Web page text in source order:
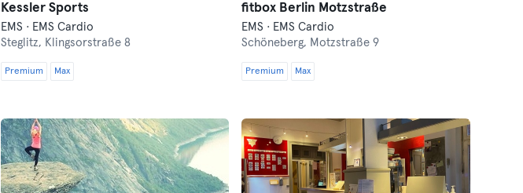
Kessler Sports
EMS · EMS Cardio
Steglitz, Klingsorstraße 8
Premium Max
fitbox Berlin Motzstraße
EMS · EMS Cardio
Schöneberg, Motzstraße 9
Premium Max